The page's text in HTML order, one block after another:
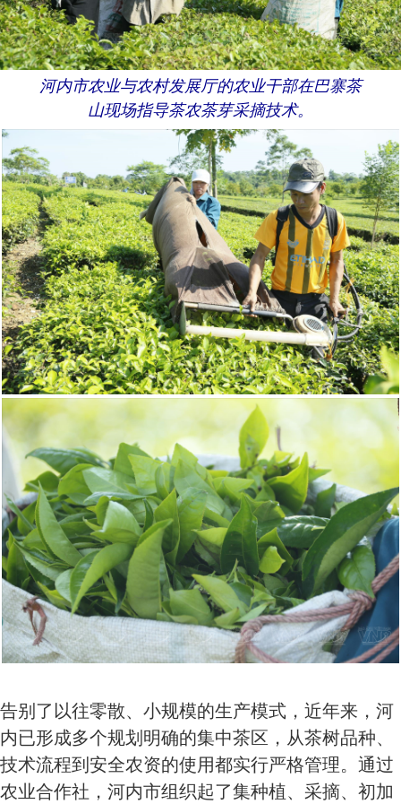
河内市农业与农村发展厅的农业干部在巴寨茶
山现场指导茶农茶芽采摘技术。
告别了以往零散、小规模的生产模式，近年来，河
内已形成多个规划明确的集中茶区，从茶树品种、
技术流程到安全农资的使用都实行严格管理。通过
农业合作社，河内市组织起了集种植、采摘、初加